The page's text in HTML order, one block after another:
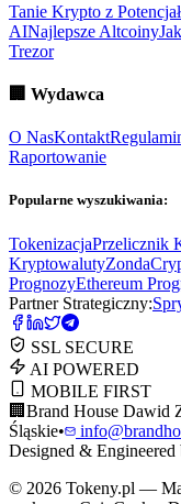
Tanie Krypto z
AINajlepsze Altcoiny
Trezor
🏢 Wydawca
O NasKontakt
Raportowanie
Popularne wyszukiwania:
TokenizacjaPrzelicznik
Kryptowaluty
PrognozyEthereum
Partner Strategiczny:
SSL SECURE
AI POWERED
MOBILE FIRST
🏢 Brand House Dawid
Śląskie•
Designed & Engineered
© 2026 Tokeny.pl —